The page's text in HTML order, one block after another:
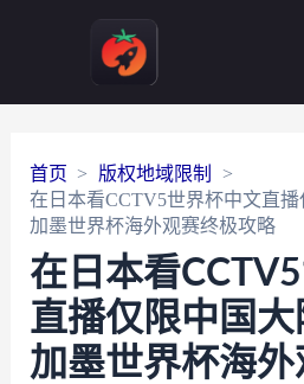
首页
版权地域限制
在日本看CCTV5世界杯中文直
加墨世界杯海外观赛终极攻略
在日本看
直播仅限中国
加墨世界杯海